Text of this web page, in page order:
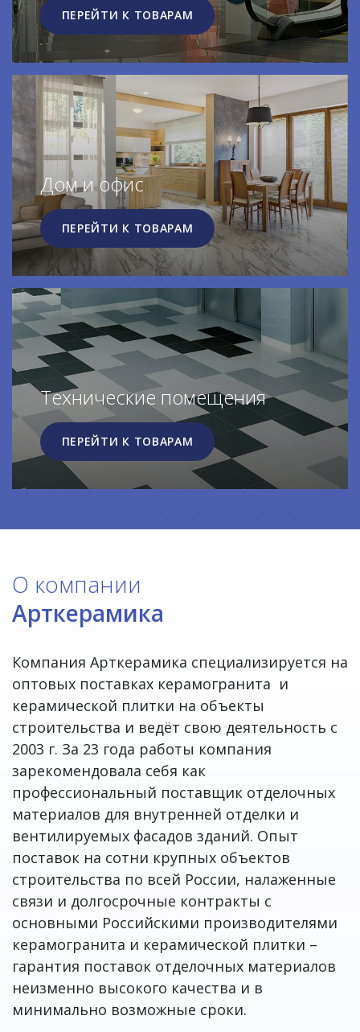
ПЕРЕЙТИ К ТОВАРАМ
Дом и офис
ПЕРЕЙТИ К ТОВАРАМ
Технические помещения
ПЕРЕЙТИ К ТОВАРАМ
О компании
Арткерамика
Компания Арткерамика специализируется на
оптовых поставках керамогранита и
керамической плитки на объекты
строительства и ведёт свою деятельность с
2003 г. За 23 года работы компания
зарекомендовала себя как
профессиональный поставщик отделочных
материалов для внутренней отделки и
вентилируемых фасадов зданий. Опыт
поставок на сотни крупных объектов
строительства по всей России, налаженные
связи и долгосрочные контракты с
основными Российскими производителями
керамогранита и керамической плитки –
гарантия поставок отделочных материалов
неизменно высокого качества и в
минимально возможные сроки.